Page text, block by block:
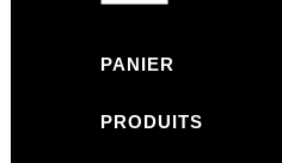
PANIER
PRODUITS